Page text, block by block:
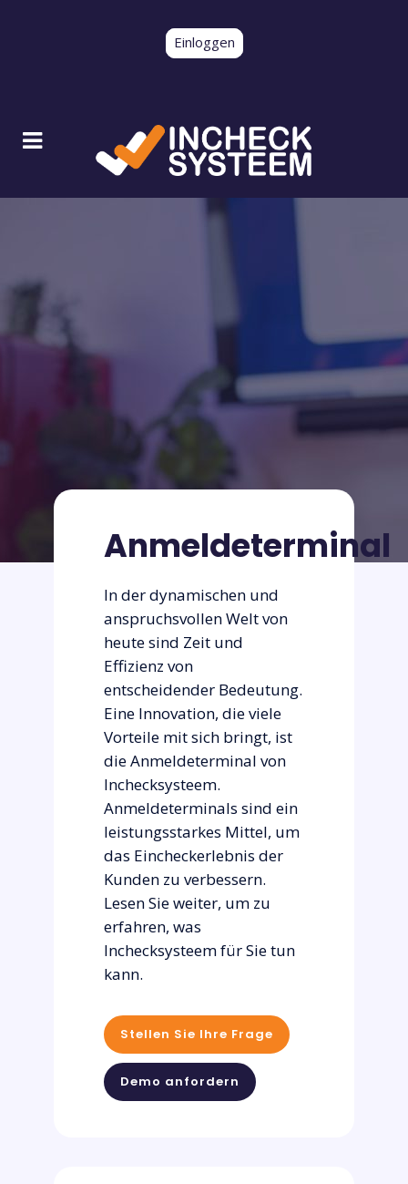
Einloggen
Anmeldeterminal
In der dynamischen und
anspruchsvollen Welt von
heute sind Zeit und
Effizienz von
entscheidender Bedeutung.
Eine Innovation, die viele
Vorteile mit sich bringt, ist
die Anmeldeterminal von
Inchecksysteem.
Anmeldeterminals sind ein
leistungsstarkes Mittel, um
das Eincheckerlebnis der
Kunden zu verbessern.
Lesen Sie weiter, um zu
erfahren, was
Inchecksysteem für Sie tun
kann.
Stellen Sie Ihre Frage
Demo anfordern